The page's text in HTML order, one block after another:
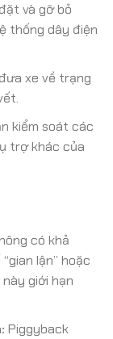
và gỡ bỏ
thống dây điện
xe về trạng
kiểm soát các
trợ khác của
có khả
lận” hoặc
này giới hạn
Piggyback